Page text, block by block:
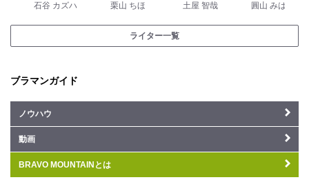
石谷 カズハ 栗山 ちほ 土屋 智哉 圓山 みはる
ライター一覧
ブラマンガイド
ノウハウ
動画
BRAVO MOUNTAINとは